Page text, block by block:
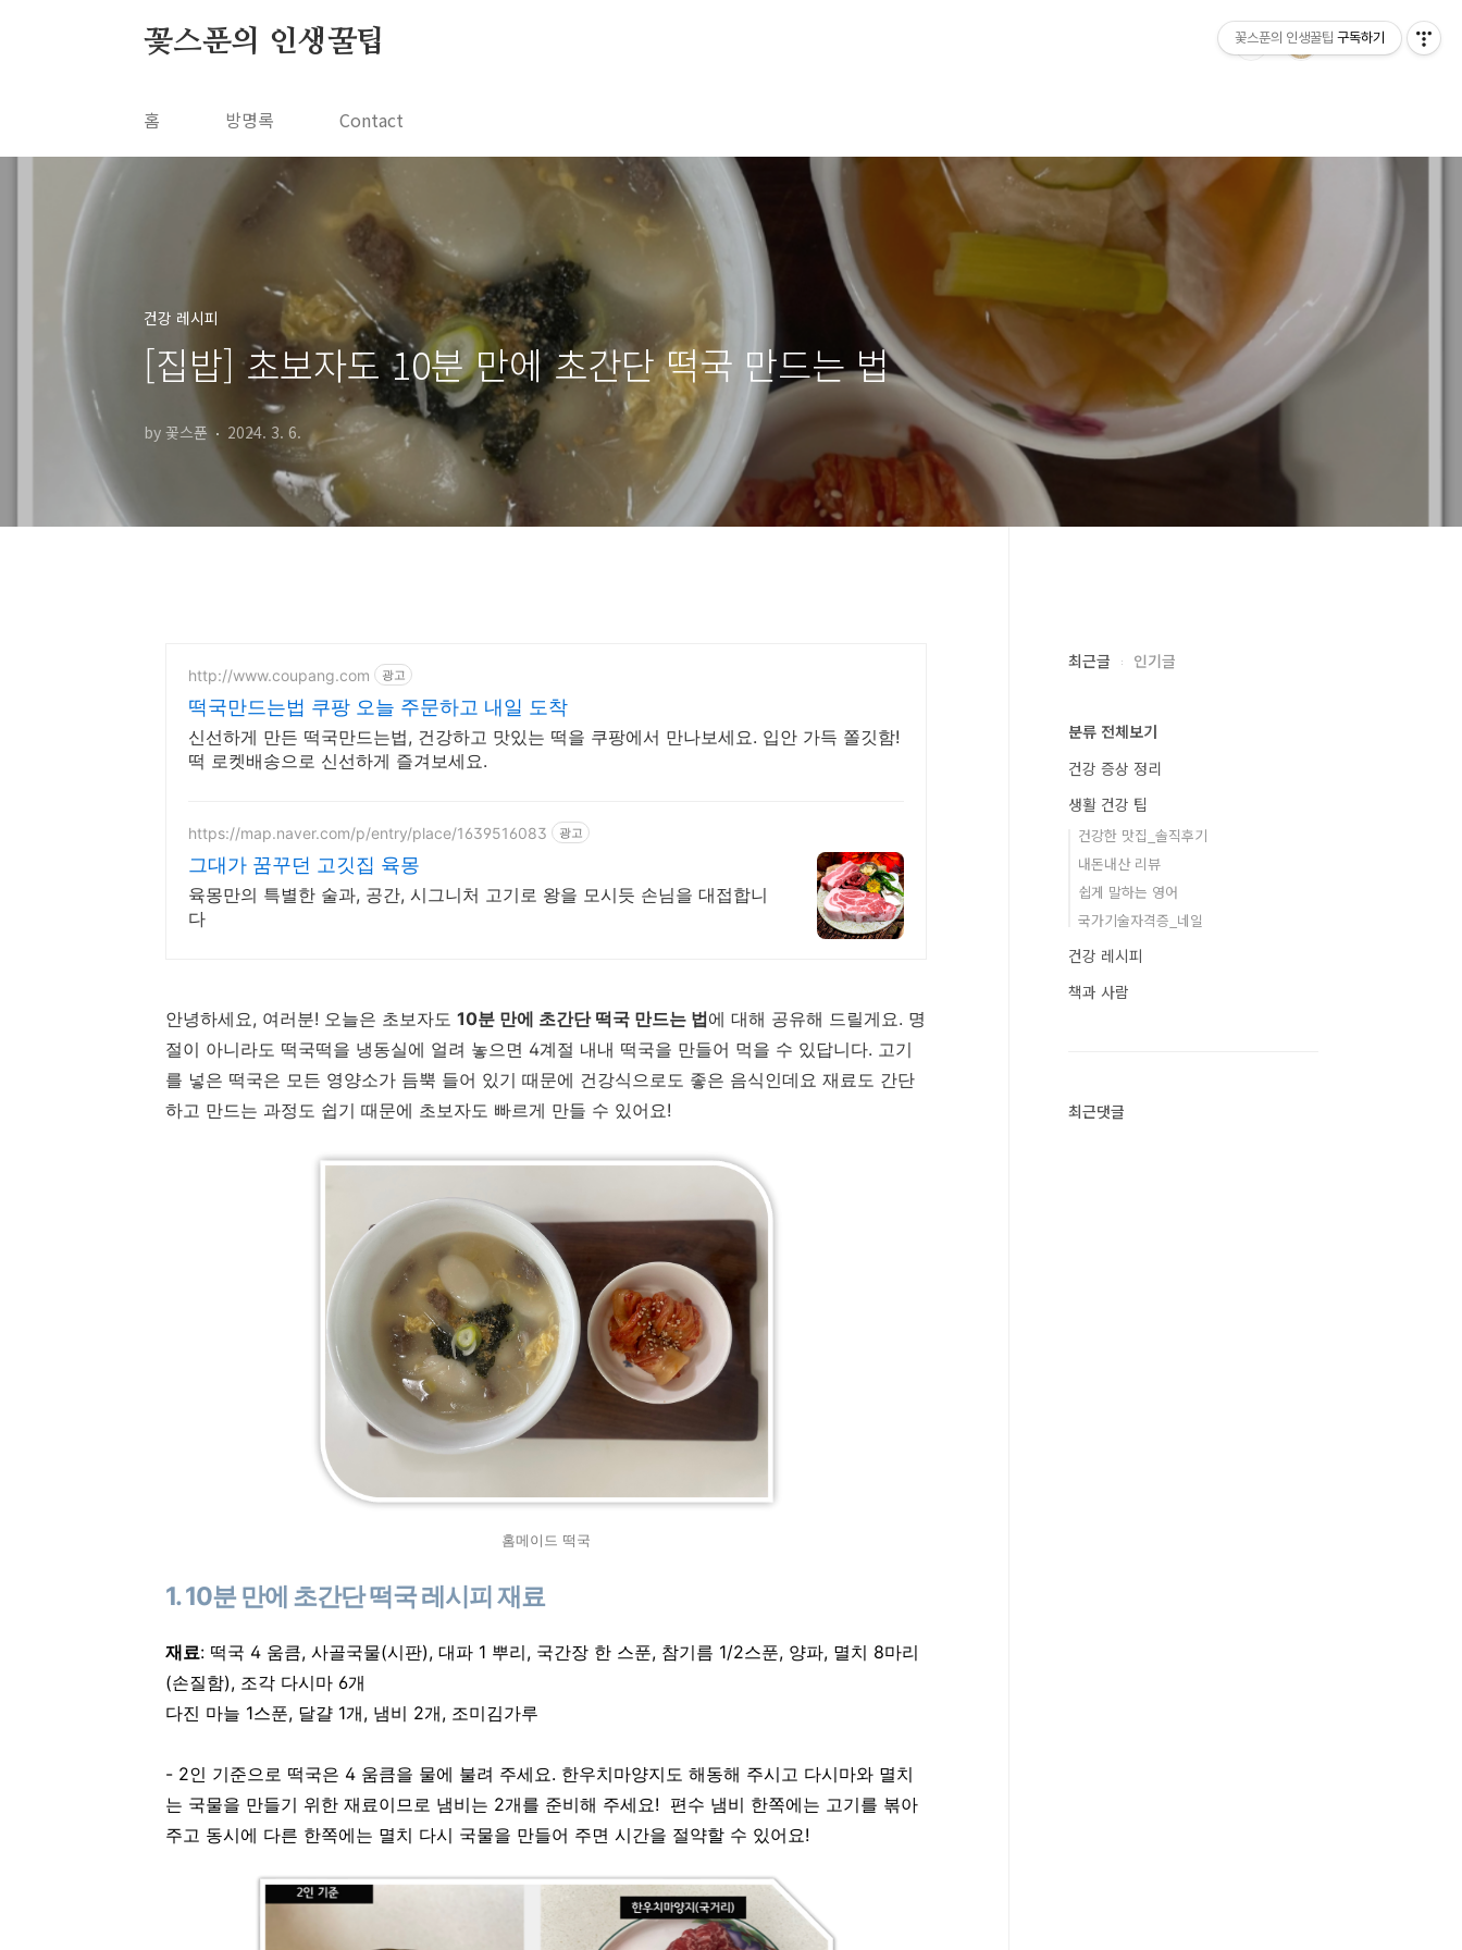
꽃스푼의 인생꿀팁
홈 방명록 Contact
건강 레시피
[집밥] 초보자도 10분 만에 초간단 떡국 만드는 법
by 꽃스푼 2024. 3. 6.
http://www.coupang.com 광고
떡국만드는법 쿠팡 오늘 주문하고 내일 도착
신선하게 만든 떡국만드는법, 건강하고 맛있는 떡을 쿠팡에서 만나보세요. 입안 가득 쫄깃함!
떡 로켓배송으로 신선하게 즐겨보세요.
https://map.naver.com/p/entry/place/1639516083 광고
그대가 꿈꾸던 고깃집 육몽
육몽만의 특별한 술과, 공간, 시그니처 고기로 왕을 모시듯 손님을 대접합니
다
안녕하세요, 여러분! 오늘은 초보자도 10분 만에 초간단 떡국 만드는 법에 대해 공유해 드릴게요. 명
절이 아니라도 떡국떡을 냉동실에 얼려 놓으면 4계절 내내 떡국을 만들어 먹을 수 있답니다. 고기
를 넣은 떡국은 모든 영양소가 듬뿍 들어 있기 때문에 건강식으로도 좋은 음식인데요 재료도 간단
하고 만드는 과정도 쉽기 때문에 초보자도 빠르게 만들 수 있어요!
홈메이드 떡국
1. 10분 만에 초간단 떡국 레시피 재료
재료: 떡국 4 움큼, 사골국물(시판), 대파 1 뿌리, 국간장 한 스푼, 참기름 1/2스푼, 양파, 멸치 8마리
(손질함), 조각 다시마 6개
다진 마늘 1스푼, 달걀 1개, 냄비 2개, 조미김가루
- 2인 기준으로 떡국은 4 움큼을 물에 불려 주세요. 한우치마양지도 해동해 주시고 다시마와 멸치
는 국물을 만들기 위한 재료이므로 냄비는 2개를 준비해 주세요! 편수 냄비 한쪽에는 고기를 볶아
주고 동시에 다른 한쪽에는 멸치 다시 국물을 만들어 주면 시간을 절약할 수 있어요!
최근글 인기글
분류 전체보기
건강 증상 정리
생활 건강 팁
건강한 맛집_솔직후기
내돈내산 리뷰
쉽게 말하는 영어
국가기술자격증_네일
건강 레시피
책과 사람
최근댓글
꽃스푼의 인생꿀팁 구독하기